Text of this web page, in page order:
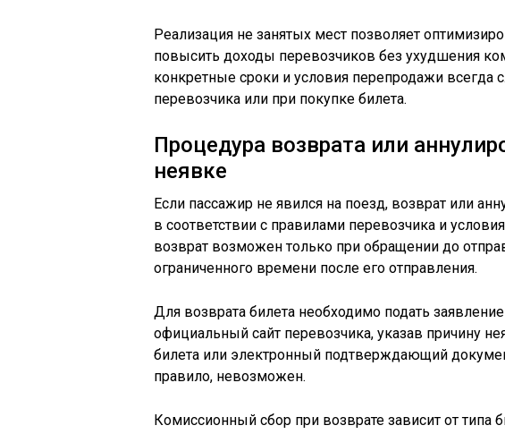
Реализация не занятых мест позволяет
повысить доходы перевозчиков без ухудшения
конкретные сроки и условия перепродажи всегда
перевозчика или при покупке билета.
Процедура возврата или
неявке
Если пассажир не явился на поезд, возврат или
в соответствии с правилами перевозчика и
возврат возможен только при обращении до
ограниченного времени после его отправления.
Для возврата билета необходимо подать
официальный сайт перевозчика, указав причину
билета или электронный подтверждающий
правило, невозможен.
Комиссионный сбор при возврате зависит от типа